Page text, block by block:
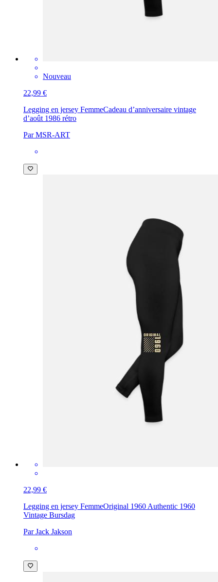
Nouveau
22,99 €
Legging en jersey FemmeCadeau d’anniversaire vintage
d’août 1986 rétro
Par MSR-ART
22,99 €
Legging en jersey FemmeOriginal 1960 Authentic 1960
Vintage Bursdag
Par Jack Jakson